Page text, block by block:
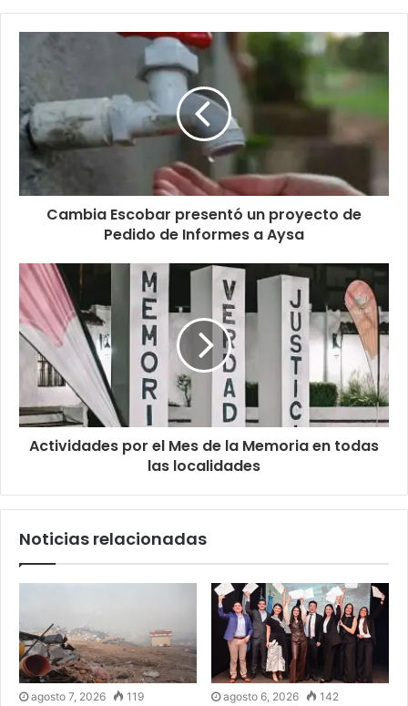
Cambia Escobar presentó un proyecto de
Pedido de Informes a Aysa
Actividades por el Mes de la Memoria en todas
las localidades
Noticias relacionadas
agosto 7, 2026 119 agosto 6, 2026 142